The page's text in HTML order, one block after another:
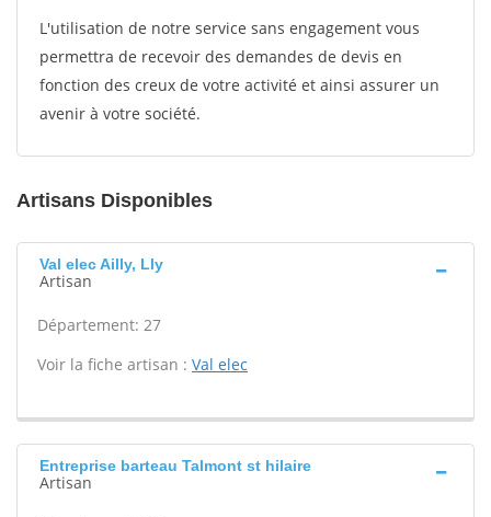
L'utilisation de notre service sans engagement vous
permettra de recevoir des demandes de devis en
fonction des creux de votre activité et ainsi assurer un
avenir à votre société.
Artisans Disponibles
Val elec Ailly, Lly
Artisan
Département: 27
Voir la fiche artisan : Val elec
Entreprise barteau Talmont st hilaire
Artisan